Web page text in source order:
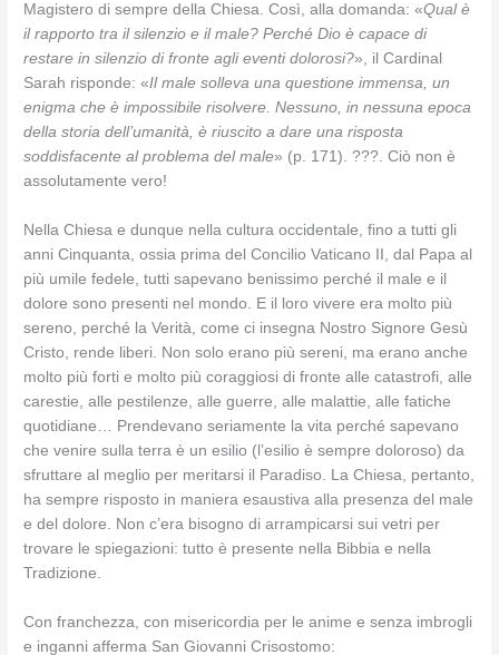
Magistero di sempre della Chiesa. Così, alla domanda: «Qual è
il rapporto tra il silenzio e il male? Perché Dio è capace di
restare in silenzio di fronte agli eventi dolorosi?», il Cardinal
Sarah risponde: «Il male solleva una questione immensa, un
enigma che è impossibile risolvere. Nessuno, in nessuna epoca
della storia dell’umanità, è riuscito a dare una risposta
soddisfacente al problema del male» (p. 171). ???. Ciò non è
assolutamente vero!
Nella Chiesa e dunque nella cultura occidentale, fino a tutti gli
anni Cinquanta, ossia prima del Concilio Vaticano II, dal Papa al
più umile fedele, tutti sapevano benissimo perché il male e il
dolore sono presenti nel mondo. E il loro vivere era molto più
sereno, perché la Verità, come ci insegna Nostro Signore Gesù
Cristo, rende liberi. Non solo erano più sereni, ma erano anche
molto più forti e molto più coraggiosi di fronte alle catastrofi, alle
carestie, alle pestilenze, alle guerre, alle malattie, alle fatiche
quotidiane… Prendevano seriamente la vita perché sapevano
che venire sulla terra è un esilio (l’esilio è sempre doloroso) da
sfruttare al meglio per meritarsi il Paradiso. La Chiesa, pertanto,
ha sempre risposto in maniera esaustiva alla presenza del male
e del dolore. Non c’era bisogno di arrampicarsi sui vetri per
trovare le spiegazioni: tutto è presente nella Bibbia e nella
Tradizione.
Con franchezza, con misericordia per le anime e senza imbrogli
e inganni afferma San Giovanni Crisostomo: